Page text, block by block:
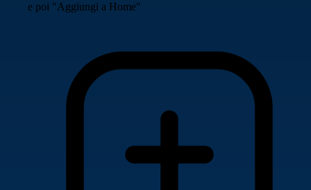
e poi "Aggiungi a Home"